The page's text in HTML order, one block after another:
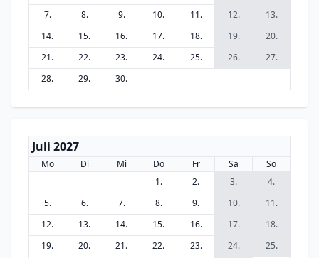
7.
8. 9. 10. 11. 12.
13.
14.
15. 16. 17. 18. 19.
20.
21.
22. 23. 24. 25. 26.
27.
28.
29. 30.
Juli 2027
Mo Di Mi Do Fr Sa
So
1.
2. 3.
4.
5.
6. 7. 8. 9. 10.
11.
12.
13. 14. 15. 16. 17.
18.
19.
20. 21. 22. 23. 24.
25.